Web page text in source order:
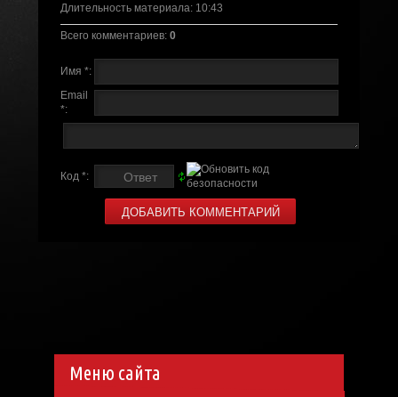
Длительность материала: 10:43
Всего комментариев: 0
Имя *:
Email
*:
Код *:
Меню сайта